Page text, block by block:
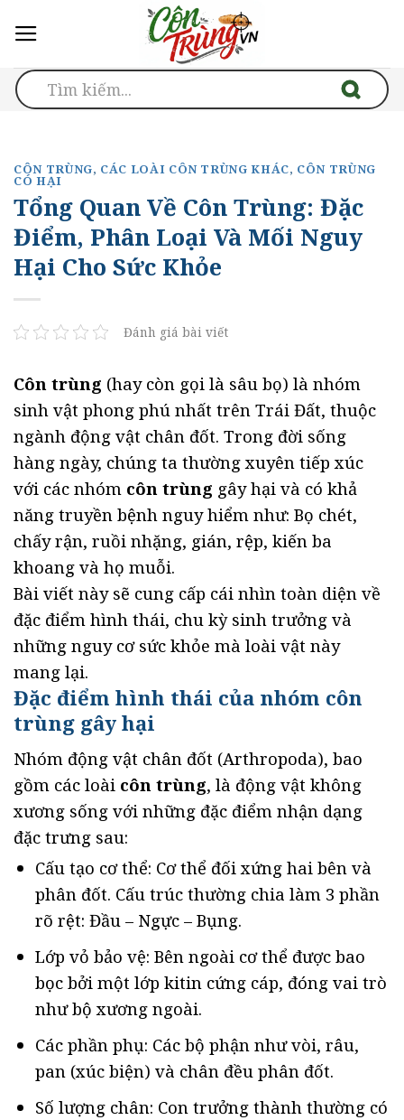
content
CÔN TRÙNG, CÁC LOÀI CÔN TRÙNG KHÁC, CÔN TRÙNG
CÓ HẠI
Tổng Quan Về Côn Trùng: Đặc
Điểm, Phân Loại Và Mối Nguy
Hại Cho Sức Khỏe
Đánh giá bài viết
Côn trùng (hay còn gọi là sâu bọ) là nhóm
sinh vật phong phú nhất trên Trái Đất, thuộc
ngành động vật chân đốt. Trong đời sống
hàng ngày, chúng ta thường xuyên tiếp xúc
với các nhóm côn trùng gây hại và có khả
năng truyền bệnh nguy hiểm như: Bọ chét,
chấy rận, ruồi nhặng, gián, rệp, kiến ba
khoang và họ muỗi.
Bài viết này sẽ cung cấp cái nhìn toàn diện về
đặc điểm hình thái, chu kỳ sinh trưởng và
những nguy cơ sức khỏe mà loài vật này
mang lại.
Đặc điểm hình thái của nhóm côn
trùng gây hại
Nhóm động vật chân đốt (Arthropoda), bao
gồm các loài côn trùng, là động vật không
xương sống với những đặc điểm nhận dạng
đặc trưng sau:
Cấu tạo cơ thể: Cơ thể đối xứng hai bên và
phân đốt. Cấu trúc thường chia làm 3 phần
rõ rệt: Đầu – Ngực – Bụng.
Lớp vỏ bảo vệ: Bên ngoài cơ thể được bao
bọc bởi một lớp kitin cứng cáp, đóng vai trò
như bộ xương ngoài.
Các phần phụ: Các bộ phận như vòi, râu,
pan (xúc biện) và chân đều phân đốt.
Số lượng chân: Con trưởng thành thường có